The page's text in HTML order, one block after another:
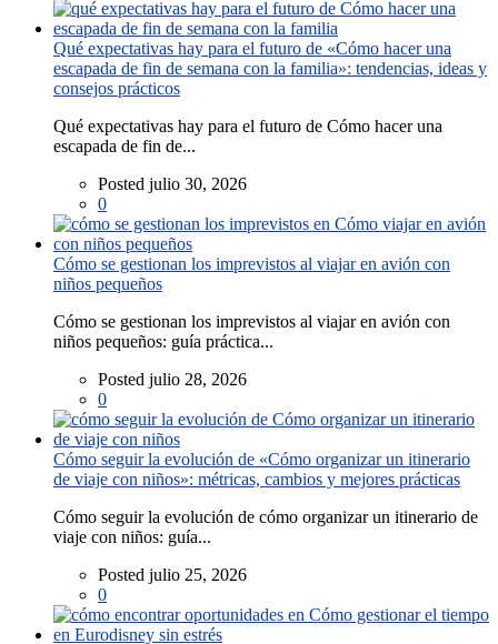
Qué expectativas hay para el futuro de «Cómo hacer una
escapada de fin de semana con la familia»: tendencias, ideas y
consejos prácticos
Qué expectativas hay para el futuro de Cómo hacer una
escapada de fin de...
Posted julio 30, 2026
0
Cómo se gestionan los imprevistos al viajar en avión con
niños pequeños
Cómo se gestionan los imprevistos al viajar en avión con
niños pequeños: guía práctica...
Posted julio 28, 2026
0
Cómo seguir la evolución de «Cómo organizar un itinerario
de viaje con niños»: métricas, cambios y mejores prácticas
Cómo seguir la evolución de cómo organizar un itinerario de
viaje con niños: guía...
Posted julio 25, 2026
0